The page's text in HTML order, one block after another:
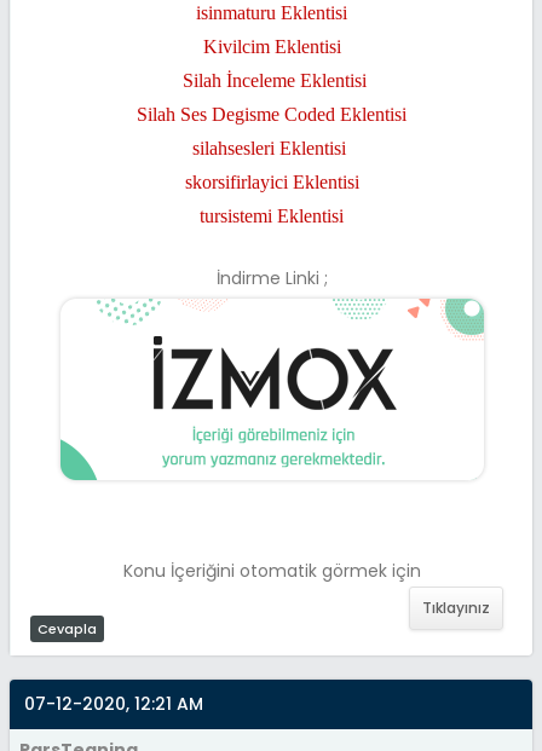
isinmaturu Eklentisi
Kivilcim Eklentisi
Silah İnceleme Eklentisi
Silah Ses Degisme Coded Eklentisi
silahsesleri Eklentisi
skorsifirlayici Eklentisi
tursistemi Eklentisi
İndirme Linki ;
Konu İçeriğini otomatik görmek için
Tıklayınız
Cevapla
07-12-2020, 12:21 AM